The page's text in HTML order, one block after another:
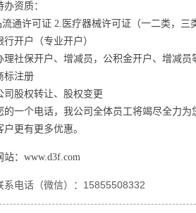
办资质：
流通许可证 2.医疗器械许可证（一二类，
行开户（专业开户）
理社保开户、增减员，公积金开户、增减员
标注册
司股权转让、股权变更
的一个电话，我公司全体员工将竭尽全力
户更有更多优惠。
站： www.d3f.com
系电话（微信）：15855508332